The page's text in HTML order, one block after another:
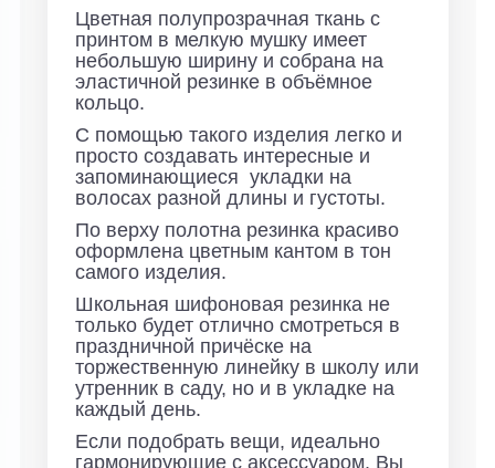
Цветная полупрозрачная ткань с
принтом в мелкую мушку имеет
небольшую ширину и собрана на
эластичной резинке в объёмное
кольцо.
С помощью такого изделия легко и
просто создавать интересные и
запоминающиеся укладки на
волосах разной длины и густоты.
По верху полотна резинка красиво
оформлена цветным кантом в тон
самого изделия.
Школьная шифоновая резинка не
только будет отлично смотреться в
праздничной причёске на
торжественную линейку в школу или
утренник в саду, но и в укладке на
каждый день.
Если подобрать вещи, идеально
гармонирующие с аксессуаром, Вы